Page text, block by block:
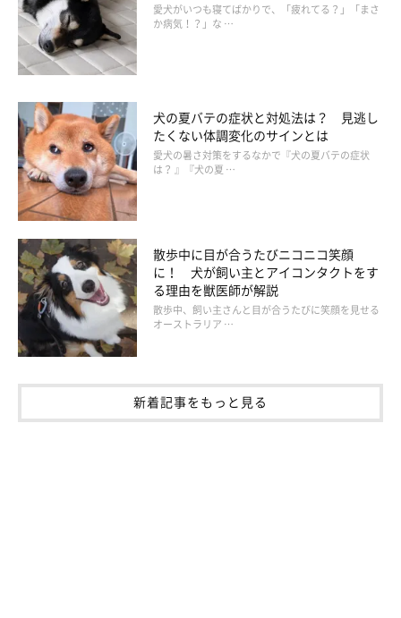
与えるのは「△」な水
愛犬がいつも寝てばかりで、「疲れてる？」「まさ
か病気！？」な …
犬の夏バテの症状と対処法は？ 見逃し
たくない体調変化のサインとは
愛犬の暑さ対策をするなかで『犬の夏バテの症状
は？ 』『犬の夏 …
散歩中に目が合うたびニコニコ笑顔
に！ 犬が飼い主とアイコンタクトをす
る理由を獣医師が解説
散歩中、飼い主さんと目が合うたびに笑顔を見せる
オーストラリア …
新着記事をもっと見る